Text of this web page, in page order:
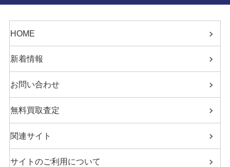
HOME
新着情報
お問い合わせ
無料買取査定
関連サイト
サイトのご利用について